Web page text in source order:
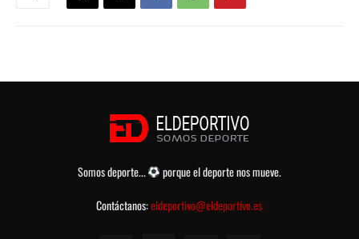
Somos deporte...
porque el deporte nos mueve.
Contáctanos:eldeportivo@eldeportivo.es